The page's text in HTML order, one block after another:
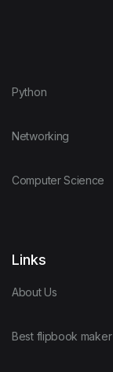
Python
Networking
Computer Science
Links
About Us
Best flipbook maker